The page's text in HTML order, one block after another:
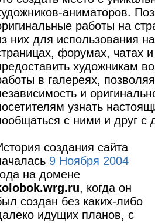
аниматоров.
работы на
них для использования
форумах, чатах
художникам
в галереях,
и
узнать
с ними и друг с
создания сайта
9 Ноября 2004
на домене
, когда он
создан без каких-либо
идущих планов, с